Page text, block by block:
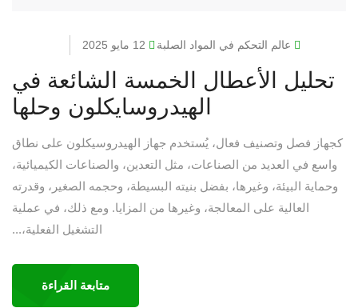
عالم التحكم في المواد الصلبة 12 مايو 2025
تحليل الأعطال الخمسة الشائعة في
الهيدروسايكلون وحلها
كجهاز فصل وتصنيف فعال، يُستخدم جهاز الهيدروسيكلون على نطاق
واسع في العديد من الصناعات، مثل التعدين، والصناعات الكيميائية،
وحماية البيئة، وغيرها، بفضل بنيته البسيطة، وحجمه الصغير، وقدرته
العالية على المعالجة، وغيرها من المزايا. ومع ذلك، في عملية
التشغيل الفعلية،...
متابعة القراءة